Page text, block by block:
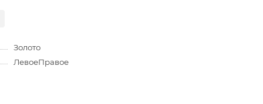
Золото
ЛевоеПравое